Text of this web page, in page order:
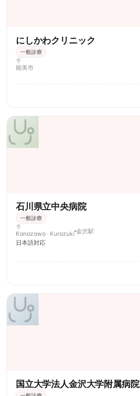
にしかわクリニック
一般診療
能美市
石川県立中央病院
一般診療
Kanazawa · Kurazuki 金沢駅
日本語対応
国立大学法人金沢大学附属病院